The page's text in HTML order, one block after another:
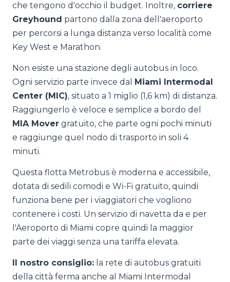
che tengono d'occhio il budget. Inoltre, corriere
Greyhound partono dalla zona dell'aeroporto
per percorsi a lunga distanza verso località come
Key West e Marathon.
Non esiste una stazione degli autobus in loco.
Ogni servizio parte invece dal Miami Intermodal
Center (MIC), situato a 1 miglio (1,6 km) di distanza.
Raggiungerlo è veloce e semplice a bordo del
MIA Mover gratuito, che parte ogni pochi minuti
e raggiunge quel nodo di trasporto in soli 4
minuti.
Questa flotta Metrobus è moderna e accessibile,
dotata di sedili comodi e Wi-Fi gratuito, quindi
funziona bene per i viaggiatori che vogliono
contenere i costi. Un servizio di navetta da e per
l'Aeroporto di Miami copre quindi la maggior
parte dei viaggi senza una tariffa elevata.
Il nostro consiglio: la rete di autobus gratuiti
della città ferma anche al Miami Intermodal